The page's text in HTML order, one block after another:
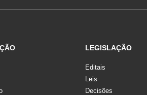
LEGISLAÇÃO
Editais
Leis
Decisões